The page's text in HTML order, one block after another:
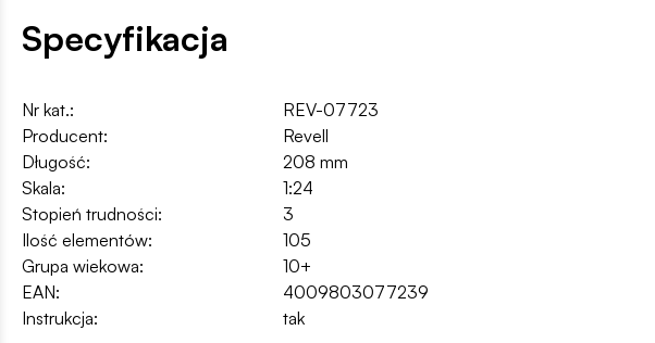
Specyfikacja
Nr kat.:
REV-07723
Producent:
Revell
Długość:
208 mm
Skala:
1:24
Stopień trudności:
3
Ilość elementów:
105
Grupa wiekowa:
10+
EAN:
4009803077239
Instrukcja:
tak